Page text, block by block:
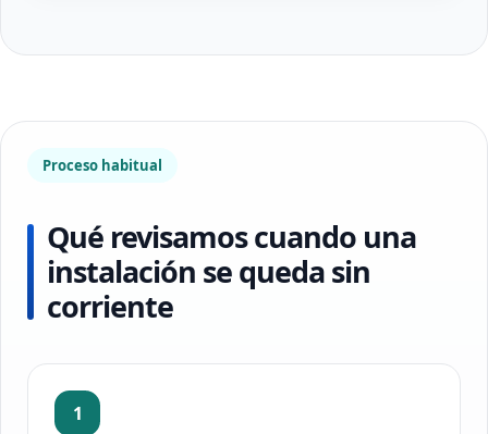
Proceso habitual
Qué revisamos cuando una
instalación se queda sin
corriente
1